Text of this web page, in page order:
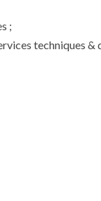
;
techniques &